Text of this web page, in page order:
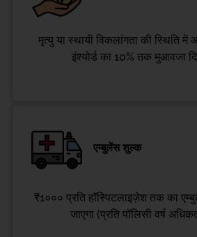
मृत्यु या स्थायी विकलांगता की स्थिति
इंश्योर्ड का 10% तक मुआवजा
एम्बुलेंस शुल्क
₹1००० प्रति हॉस्पिटलाइज़ेश तक का
जाएगा (प्रति पॉलिसी वर्ष